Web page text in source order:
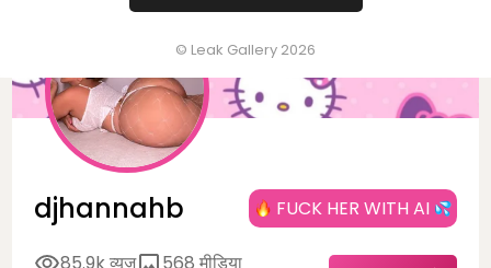
djhannahb FUCK HER WITH AI
© Leak Gallery 2026